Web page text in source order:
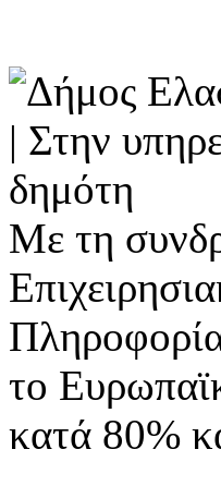
Με τη
το
κατά 80%